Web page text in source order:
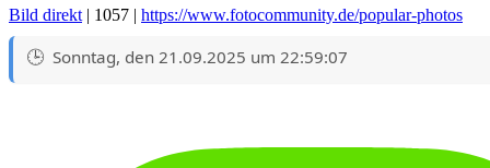
Bild direkt | 1057 | https://www.fotocommunity.de/popular-photos
Sonntag, den 21.09.2025 um 22:59:07